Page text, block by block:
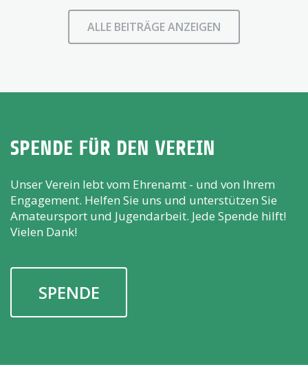
ALLE BEITRÄGE ANZEIGEN
SPENDE FÜR DEN VEREIN
Unser Verein lebt vom Ehrenamt - und von Ihrem
Engagement. Helfen Sie uns und unterstützen Sie
Amateursport und Jugendarbeit. Jede Spende hilft!
Vielen Dank!
SPENDE